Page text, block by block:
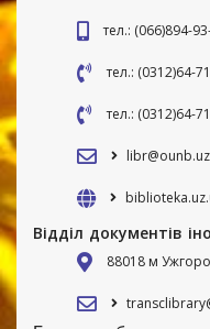
тел.: (066)894-
тел.: (0312)64-
тел.: (0312)64-
Відділ документів
88018 м